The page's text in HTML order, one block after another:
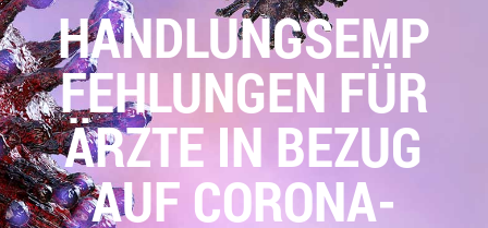
HANDLUNGSEMP
FEHLUNGEN FÜR
ÄRZTE IN BEZUG
AUF CORONA-